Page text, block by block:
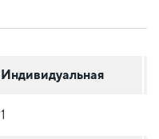
Индивидуальная
1